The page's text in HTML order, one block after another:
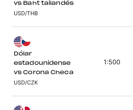
vs Baht tailandés
USD/THB
Dólar
estadounidense
vs Corona Checa
USD/CZK
1:500